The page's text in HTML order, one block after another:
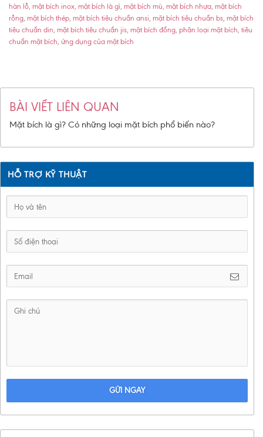
hàn lỗ, mặt bích inox, mặt bích là gì, mặt bích mù, mặt bích nhựa, mặt bích
rỗng, mặt bích thép, mặt bích tiêu chuẩn ansi, mặt bích tiêu chuẩn bs, mặt bích
tiêu chuẩn din, mặt bích tiêu chuẩn jis, mặt bích đồng, phân loại mặt bích, tiêu
chuẩn mặt bích, ứng dụng của mặt bích
BÀI VIẾT LIÊN QUAN
Mặt bích là gì? Có những loại mặt bích phổ biến nào?
HỖ TRỢ KỸ THUẬT
GỬI NGAY